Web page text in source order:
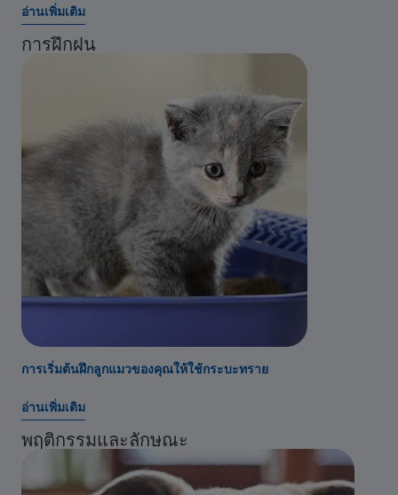
อ่านเพิ่มเติม
การฝึกฝน
การเริ่มต้นฝึกลูกแมวของคุณให้ใช้กระบะทราย
อ่านเพิ่มเติม
พฤติกรรมและลักษณะ